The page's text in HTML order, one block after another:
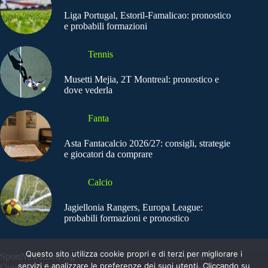
Liga Portugal, Estoril-Famalicao: pronostico
e probabili formazioni
Tennis
Musetti Mejia, 2T Montreal: pronostico e
dove vederla
Fanta
Asta Fantacalcio 2026/27: consigli, strategie
e giocatori da comprare
Calcio
Jagiellonia Rangers, Europa League:
probabili formazioni e pronostico
SportNews.BetFlag -
Copyright © 2025
Questo sito utilizza cookie propri e di terzi per migliorare i
servizi e analizzare le preferenze dei suoi utenti. Cliccando su